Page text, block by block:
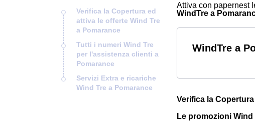
Verifica la Copertura ed
attiva le offerte Wind Tre
a Pomarance
Tutti i numeri Wind Tre
per l'assistenza clienti a
Pomarance
Servizi Extra e ricariche
Wind Tre a Pomarance
Attiva con papernest
WindTre a
WindTre a
Verifica la
Le promozioni